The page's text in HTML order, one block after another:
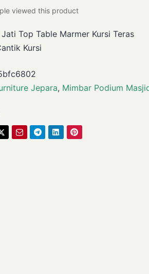
viewed this product
Jati Top Table Marmer Kursi Teras
Kursi
Jepara, Mimbar Podium